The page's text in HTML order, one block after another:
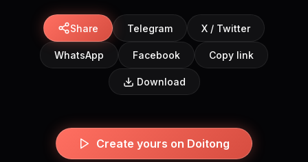
Share Telegram X / Twitter
WhatsApp Facebook Copy link
Download
Create yours on Doitong